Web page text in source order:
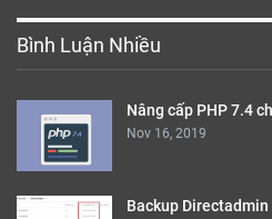
Bình Luận Nhiều
Nâng cấp PHP 7.4
Nov 16, 2019
Backup